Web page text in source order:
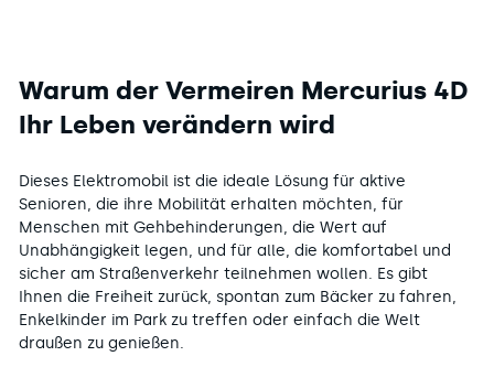
Warum der Vermeiren Mercurius 4D
Ihr Leben verändern wird
Dieses Elektromobil ist die ideale Lösung für aktive
Senioren, die ihre Mobilität erhalten möchten, für
Menschen mit Gehbehinderungen, die Wert auf
Unabhängigkeit legen, und für alle, die komfortabel und
sicher am Straßenverkehr teilnehmen wollen. Es gibt
Ihnen die Freiheit zurück, spontan zum Bäcker zu fahren,
Enkelkinder im Park zu treffen oder einfach die Welt
draußen zu genießen.